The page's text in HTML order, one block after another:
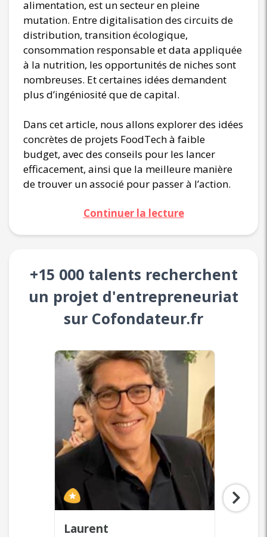
alimentation, est un secteur en pleine
mutation. Entre digitalisation des circuits de
distribution, transition écologique,
consommation responsable et data appliquée
à la nutrition, les opportunités de niches sont
nombreuses. Et certaines idées demandent
plus d’ingéniosité que de capital.
Dans cet article, nous allons explorer des idées
concrètes de projets FoodTech à faible
budget, avec des conseils pour les lancer
efficacement, ainsi que la meilleure manière
de trouver un associé pour passer à l’action.
Continuer la lecture
+15 000 talents recherchent
un projet d'entrepreneuriat
sur Cofondateur.fr
Laurent